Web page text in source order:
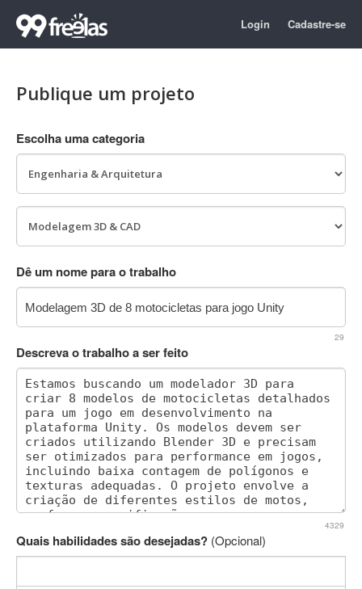
Login Cadastre-se
Publique um projeto
Escolha uma categoria
Dê um nome para o trabalho
29
Descreva o trabalho a ser feito
4329
Quais habilidades são desejadas? (Opcional)